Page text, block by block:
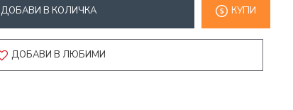
ДОБАВИ В КОЛИЧКА КУПИ
ДОБАВИ В ЛЮБИМИ